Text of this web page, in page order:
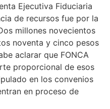
Ejecutiva Fiduciaria
de recursos fue por la
millones novecientos
noventa y cinco pesos
aclarar que FONCA
proporcional de esos
en los convenios
en proceso de